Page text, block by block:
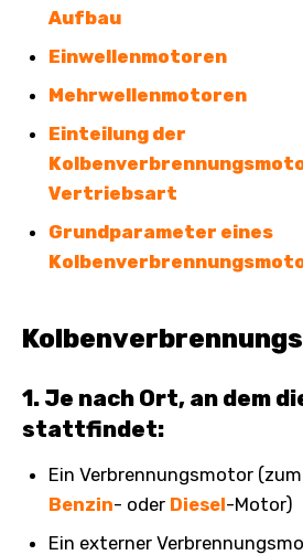
Aufbau
Einwellenmotoren
Mehrwellenmotoren
Einteilung der
Vertriebsart
Grundparameter eines
1. Je nach Ort, an dem
stattfindet:
Ein Verbrennungsmotor
Benzin- oder Diesel-Motor)
Ein externer